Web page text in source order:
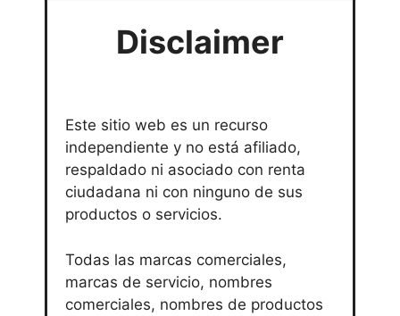
Disclaimer
Este sitio web es un recurso
independiente y no está afiliado,
respaldado ni asociado con renta
ciudadana ni con ninguno de sus
productos o servicios.
Todas las marcas comerciales,
marcas de servicio, nombres
comerciales, nombres de productos